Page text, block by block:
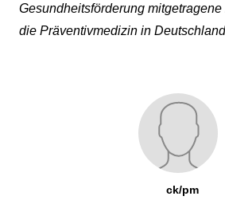
Gesundheitsförderung
die Präventivmedizin in
ck/pm